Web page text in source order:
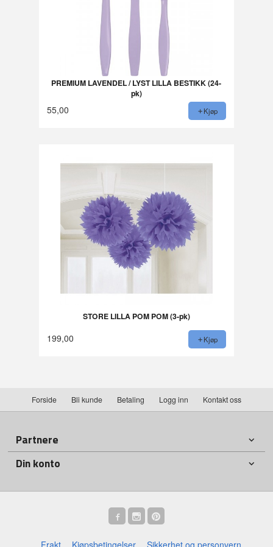
PREMIUM LAVENDEL / LYST LILLA BESTIKK (24-
pk)
55,00 Kjøp
STORE LILLA POM POM (3-pk)
199,00 Kjøp
Forside Bli kunde Betaling Logg inn Kontakt oss
Partnere
Din konto